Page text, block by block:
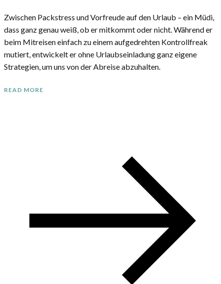
Zwischen Packstress und Vorfreude auf den Urlaub – ein Müdi,
dass ganz genau weiß, ob er mitkommt oder nicht. Während er
beim Mitreisen einfach zu einem aufgedrehten Kontrollfreak
mutiert, entwickelt er ohne Urlaubseinladung ganz eigene
Strategien, um uns von der Abreise abzuhalten.
READ MORE